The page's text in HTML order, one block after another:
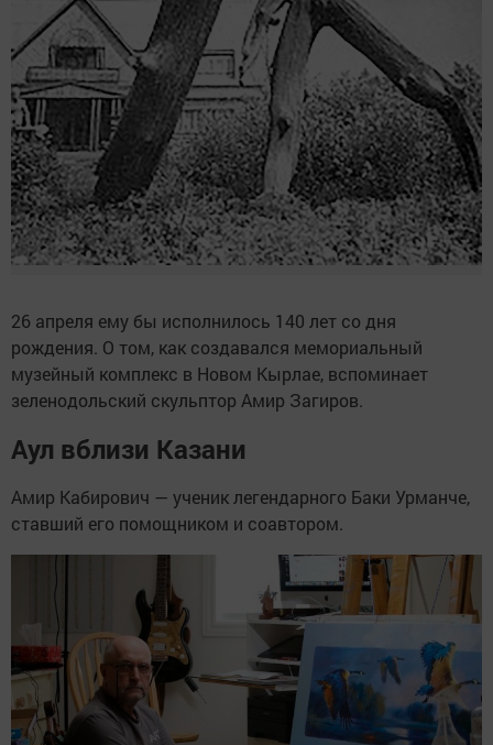
26 апреля ему бы исполнилось 140 лет со дня
рождения. О том, как создавался мемориальный
музейный комплекс в Новом Кырлае, вспоминает
зеленодольский скульптор Амир Загиров.
Аул вблизи Казани
Амир Кабирович — ученик легендарного Баки Урманче,
ставший его помощником и соавтором.